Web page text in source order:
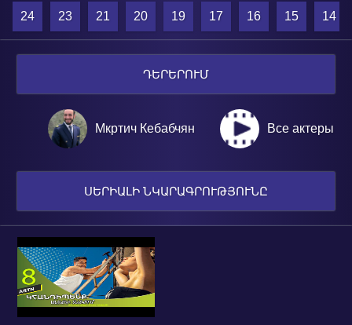
24 23 21 20 19 17 16 15 14
ԴԵՐԵՐՈՒՄ
Мкртич Кебабчян Все актеры
ՍԵՐԻԱԼԻ ՆԿԱՐԱԳՐՈՒԹՅՈՒՆԸ